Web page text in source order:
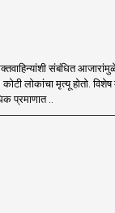
संबंधित
लोकांचा मृत्यू होतो. विशेष
प्रमाणात ..